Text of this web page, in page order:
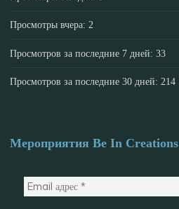
Просмотры вчера: 2
Просмотров за последние 7 дней:33
Просмотров за последние 30 дней: 214
Мероприятия Be In Creations